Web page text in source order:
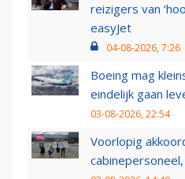
reizigers van
easyJet
04-08-2026, 7:26
Boeing mag
eindelijk gaan
03-08-2026, 22:54
Voorlopig